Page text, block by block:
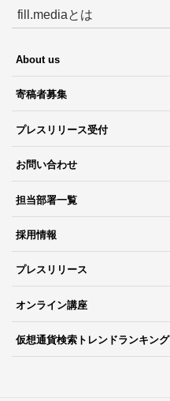
fill.mediaとは
About us
寄稿者募集
プレスリリース受付
お問い合わせ
担当部署一覧
採用情報
プレスリリース
オンライン講座
仮想通貨検索トレンドランキング